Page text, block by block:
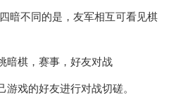
暗不同的是，友军相互可看见棋
暗棋，赛事，好友对战
戏的好友进行对战切磋。